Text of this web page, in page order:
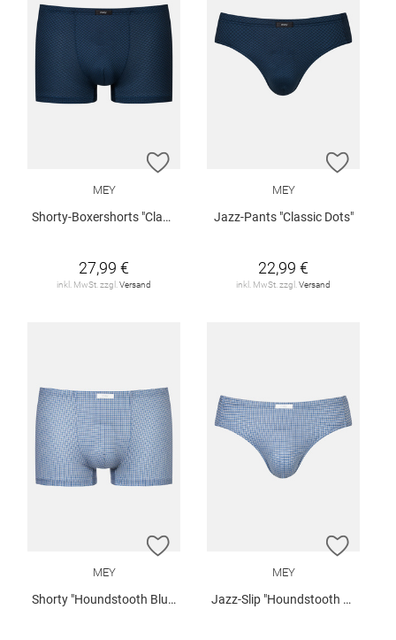
ZUR WUNSCHLISTE HINZUFÜGEN
MEY
Shorty-Boxershorts "Classic Dots"
27,99 €
inkl. MwSt. zzgl. Versand
ZUR
MEY
Jazz-Pants "Classic Dots"
22,99 €
inkl. MwSt. zzgl. Versand
ZUR WUNSCHLISTE HINZUFÜGEN
MEY
Shorty "Houndstooth Blue"
ZUR
MEY
Jazz-Slip "Houndstooth Blue"